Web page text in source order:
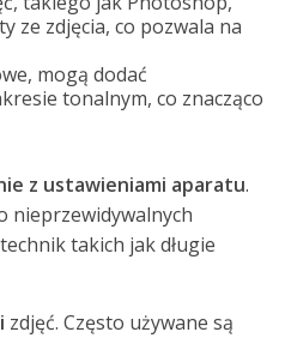
ze zdjęcia, co pozwala na
mogą dodać
tonalnym, co znacząco
z ustawieniami aparatu.
nieprzewidywalnych
takich jak długie
zdjęć. Często używane są